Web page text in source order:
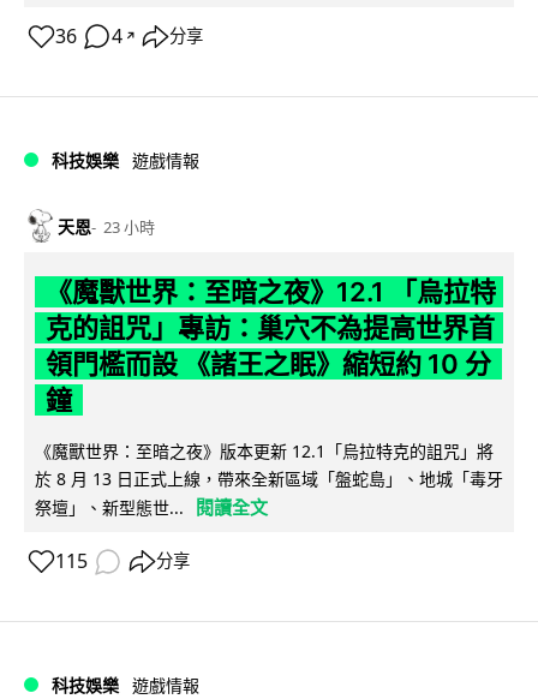
36 4 ↗ 分享
科技娛樂 遊戲情報
天恩 23 小時
《魔獸世界：至暗之夜》12.1 「烏拉特
克的詛咒」專訪：巢穴不為提高世界首
領門檻而設 《諸王之眠》縮短約 10 分
鐘
《魔獸世界：至暗之夜》版本更新 12.1「烏拉特克的詛咒」將
於 8 月 13 日正式上線，帶來全新區域「盤蛇島」、地城「毒牙
祭壇」、新型態世...
閱讀全文
115 分享
科技娛樂 遊戲情報